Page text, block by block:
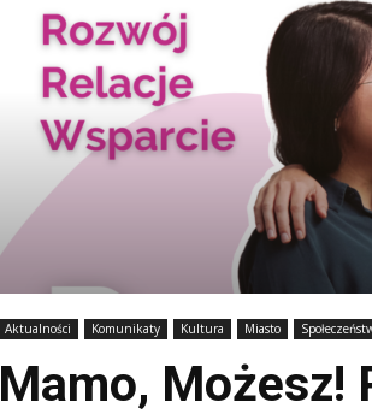
Aktualności Komunikaty Kultura Miasto
Mamo, Możesz!